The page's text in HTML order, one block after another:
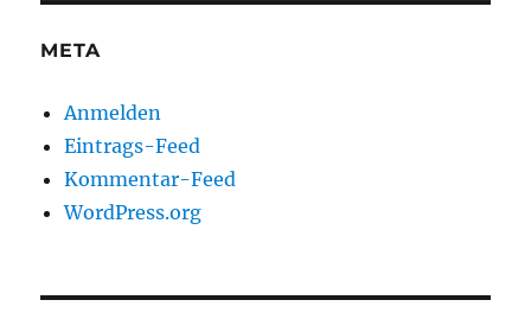
META
Anmelden
Eintrags-Feed
Kommentar-Feed
WordPress.org